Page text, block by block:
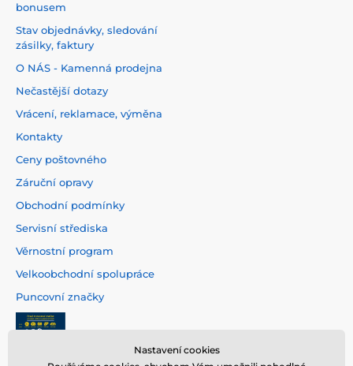
bonusem
Stav objednávky, sledování
zásilky, faktury
O NÁS - Kamenná prodejna
Nečastější dotazy
Vrácení, reklamace, výměna
Kontakty
Ceny poštovného
Záruční opravy
Obchodní podmínky
Servisní střediska
Věrnostní program
Velkoobchodní spolupráce
Puncovní značky
Nastavení cookies